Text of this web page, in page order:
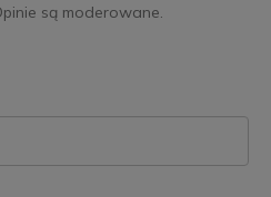
są moderowane.